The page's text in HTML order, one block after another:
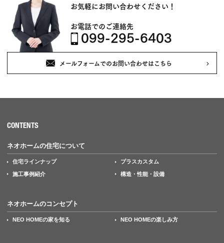
お気軽にお問い合わせください！
お電話でのご連絡先
099-295-6403
メールフォームでのお問い合わせはこちら
CONTENTS
ネオホームの住宅について
住宅ラインナップ プラスカスタム
施工事例紹介 構造・性能・設備
ネオホームのコンセプト
NEO HOMEの家を知る NEO HOMEの楽しみ方